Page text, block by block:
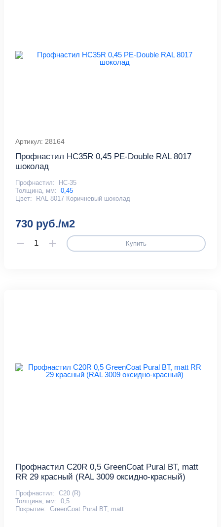
Артикул: 28164
Профнастил HC35R 0,45 PE-Double RAL 8017
шоколад
Профнастил:
НС-35
Толщина, мм: 0,45
Цвет:
RAL 8017 Коричневый шоколад
730 руб./м2
Купить
Профнастил С20R 0,5 GreenCoat Pural BT, matt
RR 29 красный (RAL 3009 оксидно-красный)
Профнастил: С20 (R)
Толщина, мм: 0,5
Покрытие: GreenCoat Pural BT, matt